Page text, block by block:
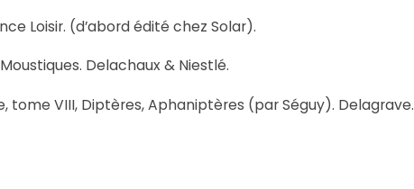
Loisir. (d’abord édité chez Solar).
Delachaux & Niestlé.
tome VIII, Diptères, Aphaniptères (par Séguy). Delagrave.